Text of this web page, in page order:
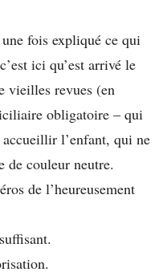
fois expliqué ce qui
ici qu’est arrivé le
vieilles revues (en
obligatoire – qui
l’enfant, qui ne
de couleur neutre.
de l’heureusement